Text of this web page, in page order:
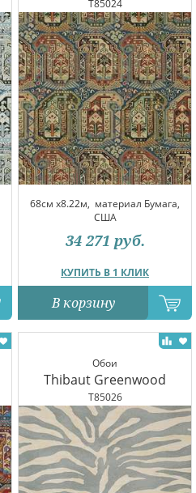
T85024
68см x8.22м, материал Бумага,
США
КУПИТЬ В 1 КЛИК
34 271 руб.
В корзину
Обои
Thibaut Greenwood
T85026